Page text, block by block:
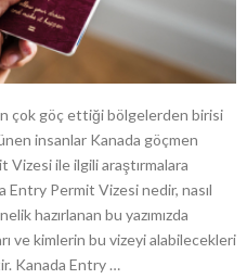
çok göç ettiği bölgelerden birisi
insanlar Kanada göçmen
Vizesi ile ilgili araştırmalara
Entry Permit Vizesi nedir, nasıl
hazırlanan bu yazımızda
ve kimlerin bu vizeyi alabilecekleri
Kanada Entry …